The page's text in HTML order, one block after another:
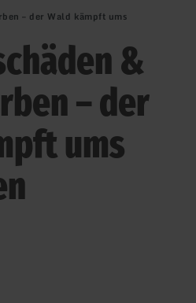
– der Wald kämpft ums
&
– der
ums